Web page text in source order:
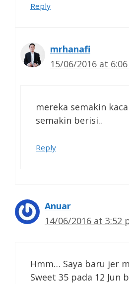
Reply
mrhanafi
15/06/2016 at
mereka semakin
semakin berisi..
Reply
Anuar
14/06/2016 at 3:52
Hmm… Saya baru jer
Sweet 35 pada 12 Jun